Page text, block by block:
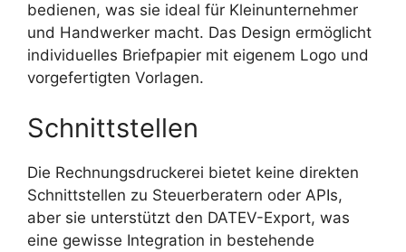
bedienen, was sie ideal für Kleinunternehmer
und Handwerker macht. Das Design ermöglicht
individuelles Briefpapier mit eigenem Logo und
vorgefertigten Vorlagen.
Schnittstellen
Die Rechnungsdruckerei bietet keine direkten
Schnittstellen zu Steuerberatern oder APIs,
aber sie unterstützt den DATEV-Export, was
eine gewisse Integration in bestehende